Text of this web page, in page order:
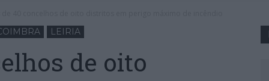
LEIRIA
de oito